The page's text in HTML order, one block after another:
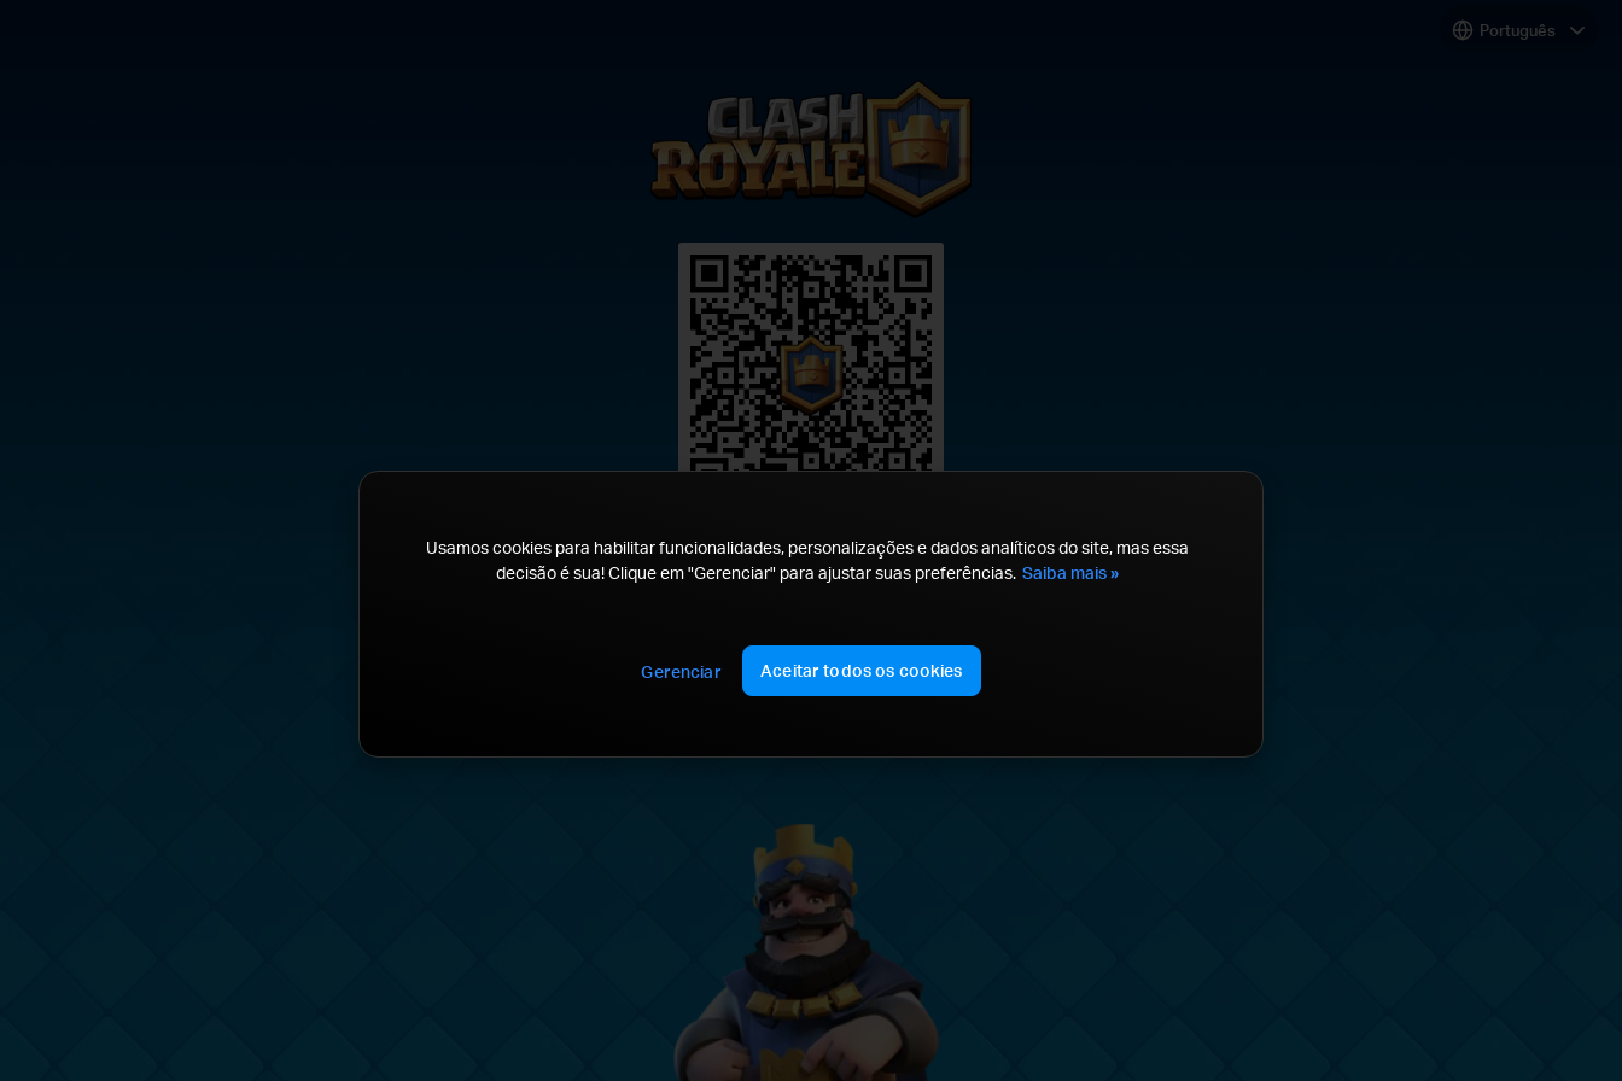
Copie o deck!
Baixar Clash Royale
Usamos cookies para habilitar funcionalidades, personalizações e dados analíticos do site, mas essa
decisão é sua! Clique em "Gerenciar" para ajustar suas preferências. Saiba mais »
Gerenciar Aceitar todos os cookies